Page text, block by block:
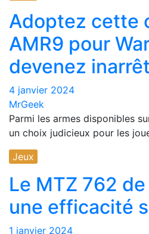
Adoptez cette
AMR9 pour
devenez
4 janvier 2024
MrGeek
Parmi les armes disponibles
un choix judicieux pour les
Jeux
Le MTZ 762
une efficacité
1 janvier 2024